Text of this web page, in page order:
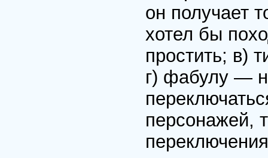
он получает
хотел бы
простить; в)
г) фабулу —
персонажей,